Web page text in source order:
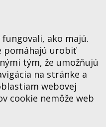
ako majú.
pomáhajú urobiť
tým, že umožňujú
na stránke a
webovej
cookie nemôže web